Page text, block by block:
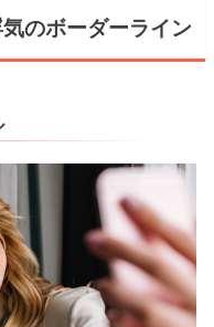
のボーダーライン